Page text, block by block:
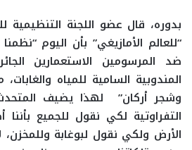
بدوره، قال عضو اللجنة
“للعالم الأمازيغي” بأن اليوم
ضد المرسومين الاستعمارين
المندوبية السامية للمياه
وشجر أركان” لهذا يضيف
التفراوتية لكي نقول للجميع
الأرض ولكي نقول لبوغابة وللمخزن،